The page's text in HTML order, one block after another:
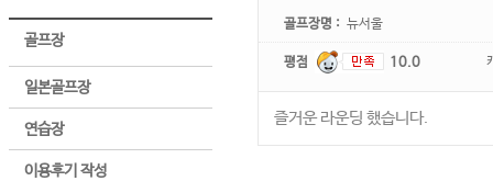
골프장
일본골프장
연습장
이용후기 작성
골프장명 : 뉴서울
평점 10.0
즐거운 라운딩 했습니다.